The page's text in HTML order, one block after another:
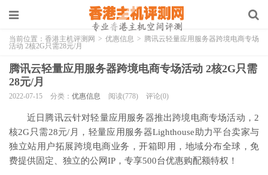
当前位置： 香港主机评测网 > 优惠信息 > 腾讯云轻量应用服务器跨境电商专场
活动 2核2G只需28元/月
腾讯云轻量应用服务器跨境电商专场活动 2核2G只需
28元/月
2022-07-15 分类： 优惠信息 阅读(778) 评论(0)
近日腾讯云针对轻量应用服务器推出跨境电商专场活动，2
核2G只需28元/月，轻量应用服务器Lighthouse助力平台卖家与
独立站用户拓展跨境电商业务，开箱即用，地域分布全球，免
费提供固定、独立的公网IP，专享500台优惠购配额特权！